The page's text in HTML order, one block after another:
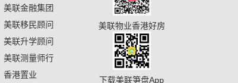
美联金融集团
美联移民顾问
美联升学顾问
美联测量师行
香港置业
美联物业香港好房
下载美联笋盘App